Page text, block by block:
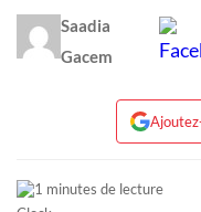
Saadia
Gacem
1 minutes de lecture